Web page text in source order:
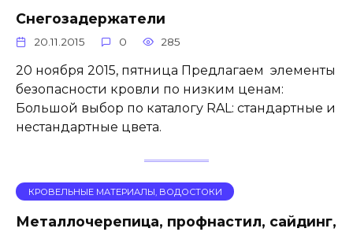
Снегозадержатели
20.11.2015 0 285
20 ноября 2015, пятница Предлагаем элементы
безопасности кровли по низким ценам:
Большой выбор по каталогу RAL: стандартные и
нестандартные цвета.
КРОВЕЛЬНЫЕ МАТЕРИАЛЫ, ВОДОСТОКИ
Металлочерепица, профнастил, сайдинг,